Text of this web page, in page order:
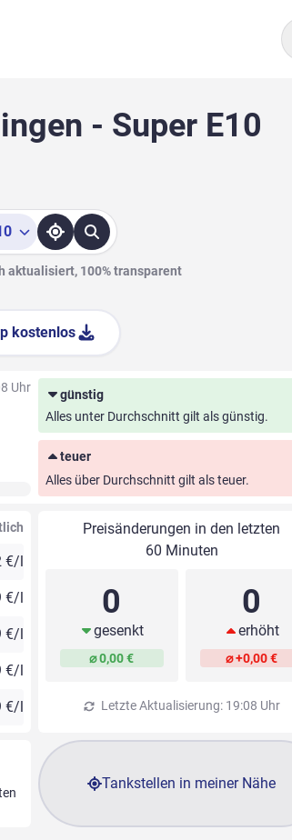
- Super E10
aktualisiert, 100% transparent
kostenlos
Uhr
günstig
Alles unter Durchschnitt gilt als günstig.
teuer
Alles über Durchschnitt gilt als teuer.
€/l
€/l
€/l
€/l
€/l
Preisänderungen in den letzten
60 Minuten
0
gesenkt
⌀ 0,00 €
0
erhöht
⌀ +0,00 €
Letzte Aktualisierung: 19:08 Uhr
Tankstellen in meiner Nähe